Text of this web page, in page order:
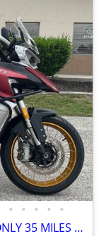
• • • • •
2023 QJMOTOR SRT750X BRAND NEW ONLY 35 MILES 6-SPEED BREMBO BRAKES ABS